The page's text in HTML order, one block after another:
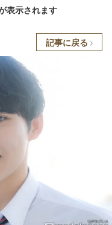
表示されます
記事に戻る